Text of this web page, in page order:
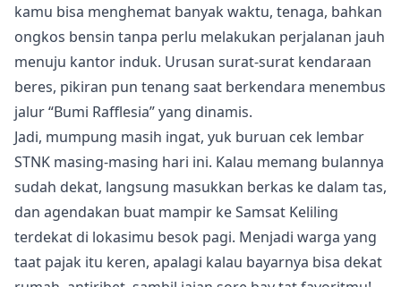
kamu bisa menghemat banyak waktu, tenaga, bahkan
ongkos bensin tanpa perlu melakukan perjalanan jauh
menuju kantor induk. Urusan surat-surat kendaraan
beres, pikiran pun tenang saat berkendara menembus
jalur “Bumi Rafflesia” yang dinamis.
Jadi, mumpung masih ingat, yuk buruan cek lembar
STNK masing-masing hari ini. Kalau memang bulannya
sudah dekat, langsung masukkan berkas ke dalam tas,
dan agendakan buat mampir ke Samsat Keliling
terdekat di lokasimu besok pagi. Menjadi warga yang
taat pajak itu keren, apalagi kalau bayarnya bisa dekat